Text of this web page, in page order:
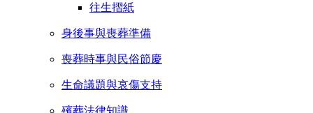
往生摺紙
身後事與喪葬準備
喪葬時事與民俗節慶
生命議題與哀傷支持
殯葬法律知識